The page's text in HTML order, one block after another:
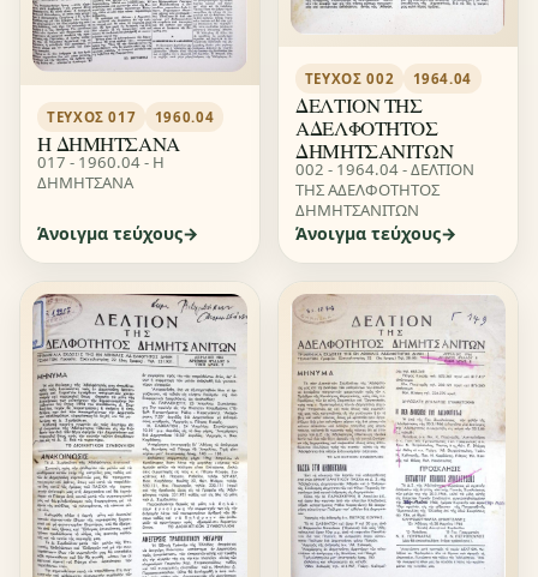
ΤΕΎΧΟΣ 017 1960.04
Η ΔΗΜΗΤΣΑΝΑ
017 - 1960.04 - Η
ΔΗΜΗΤΣΑΝΑ
Άνοιγμα τεύχους
ΤΕΎΧΟΣ 002 1964.04
ΔΕΛΤΙΟΝ ΤΗΣ
ΑΔΕΛΦΟΤΗΤΟΣ
ΔΗΜΗΤΣΑΝΙΤΩΝ
002 - 1964.04 - ΔΕΛΤΙΟΝ
ΤΗΣ ΑΔΕΛΦΟΤΗΤΟΣ
ΔΗΜΗΤΣΑΝΙΤΩΝ
Άνοιγμα τεύχους